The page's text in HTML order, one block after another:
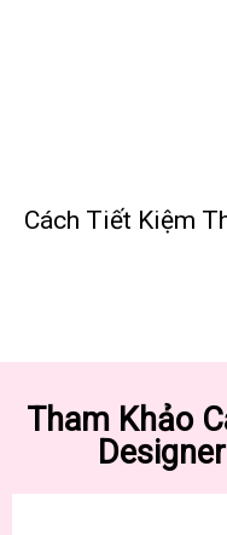
Cách Tiết Kiệm
Tham Khảo